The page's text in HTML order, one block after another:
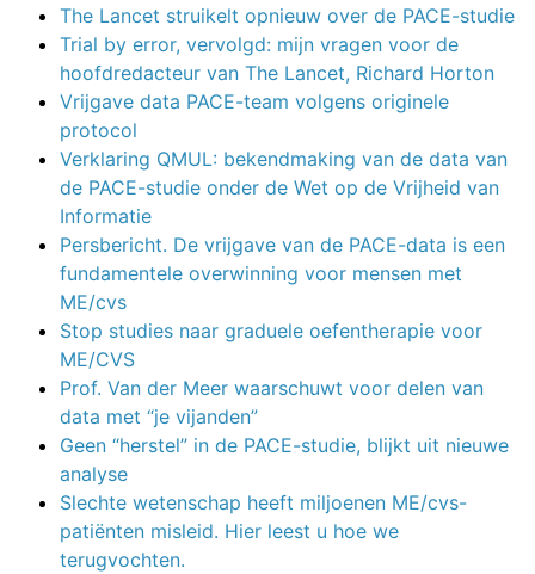
The Lancet struikelt opnieuw over de PACE-studie
Trial by error, vervolgd: mijn vragen voor de
hoofdredacteur van The Lancet, Richard Horton
Vrijgave data PACE-team volgens originele
protocol
Verklaring QMUL: bekendmaking van de data van
de PACE-studie onder de Wet op de Vrijheid van
Informatie
Persbericht. De vrijgave van de PACE-data is een
fundamentele overwinning voor mensen met
ME/cvs
Stop studies naar graduele oefentherapie voor
ME/CVS
Prof. Van der Meer waarschuwt voor delen van
data met “je vijanden”
Geen “herstel” in de PACE-studie, blijkt uit nieuwe
analyse
Slechte wetenschap heeft miljoenen ME/cvs-
patiënten misleid. Hier leest u hoe we
terugvochten.